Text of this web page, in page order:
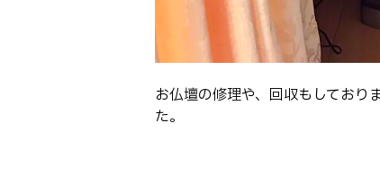
お仏壇の修理や、回収もしており
た。